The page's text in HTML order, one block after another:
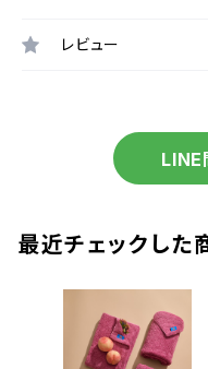
レビュー
LINE
最近チェックした